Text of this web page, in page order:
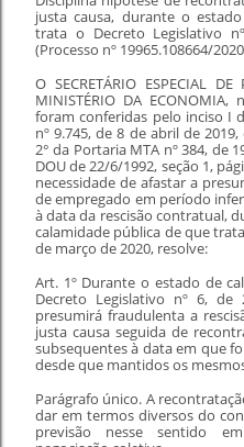
justa causa, durante o
trata o Decreto Legislativo
(Processo nº 19965.108664/
O SECRETÁRIO ESPECIAL
MINISTÉRIO DA
foram conferidas pelo inciso I
nº 9.745, de 8 de abril de
2° da Portaria MTA nº 384, de
DOU de 22/6/1992, seção 1,
necessidade de afastar a
de empregado em período
à data da rescisão contratual,
calamidade pública de que
de março de 2020, resolve:
Art. 1º Durante o estado de
Decreto Legislativo nº 6,
presumirá fraudulenta a
justa causa seguida de
subsequentes à data em que
desde que mantidos os
Parágrafo único. A
dar em termos diversos do
previsão nesse sentido